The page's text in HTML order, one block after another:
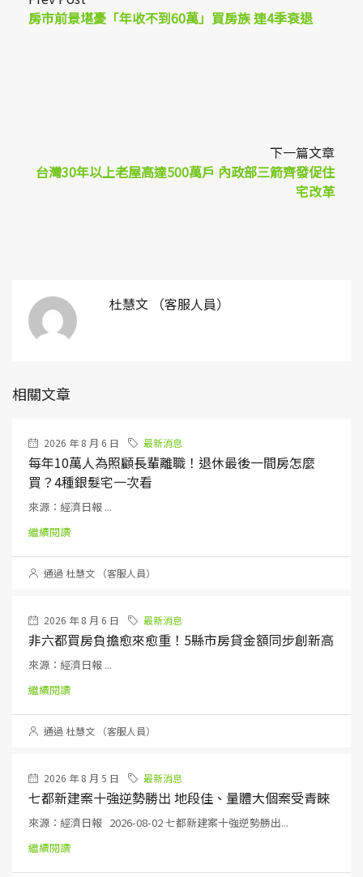
房市前景堪憂「年收不到60萬」買房族 連4季衰退
下一篇文章
台灣30年以上老屋高達500萬戶 內政部三箭齊發促住
宅改革
杜慧文 （客服人員）
相關文章
2026 年 8 月 6 日 最新消息
每年10萬人為照顧長輩離職！退休最後一間房怎麼
買？4種銀髮宅一次看
來源：經濟日報 ...
繼續閱讀
通過 杜慧文 （客服人員）
2026 年 8 月 6 日 最新消息
非六都買房負擔愈來愈重！5縣市房貸金額同步創新高
來源：經濟日報 ...
繼續閱讀
通過 杜慧文 （客服人員）
2026 年 8 月 5 日 最新消息
七都新建案十強逆勢勝出 地段佳、量體大個案受青睞
來源：經濟日報 2026-08-02 七都新建案十強逆勢勝出...
繼續閱讀